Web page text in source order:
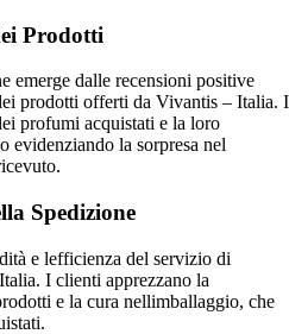
Prodotti
emerge dalle recensioni positive
prodotti offerti da Vivantis – Italia. I
profumi acquistati e la loro
evidenziando la sorpresa nel
Spedizione
e lefficienza del servizio di
I clienti apprezzano la
e la cura nellimballaggio, che